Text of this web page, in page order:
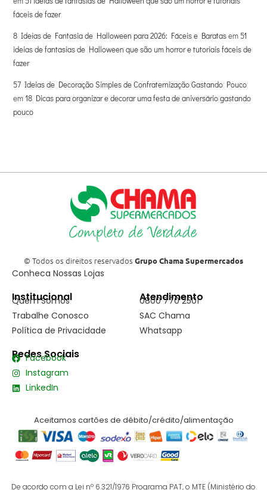
fáceis de fazer
8 Ideias de Fantasia de Halloween para 2026: Fáceis e Baratasem 51
ideias de fantasias de Halloween que são um horror e tutoriais fáceis de
fazer
57 Ideias de Decoração Simples de Confraternização Gastando Pouco
em18 Dicas para organizar e decorar uma festa de aniversário gastando
pouco
© Todos os direitos reservados Grupo Chama Supermercados
Conheca Nossas Lojas
Institucional
Quem Somos
Trabalhe Conosco
Política de Privacidade
Atendimento
0800 770 2501
SAC Chama
Whatsapp
Redes Sociais
Facebook
Instagram
LinkedIn
Aceitamos cartões de débito/crédito/alimentação
De acordo com a Lei nº 6.321/1976 Programa PAT, o MTE (Ministério do